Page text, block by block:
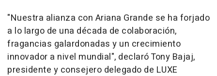
"Nuestra alianza con Ariana Grande se ha forjado
a lo largo de una década de colaboración,
fragancias galardonadas y un crecimiento
innovador a nivel mundial", declaró Tony Bajaj,
presidente y consejero delegado de LUXE